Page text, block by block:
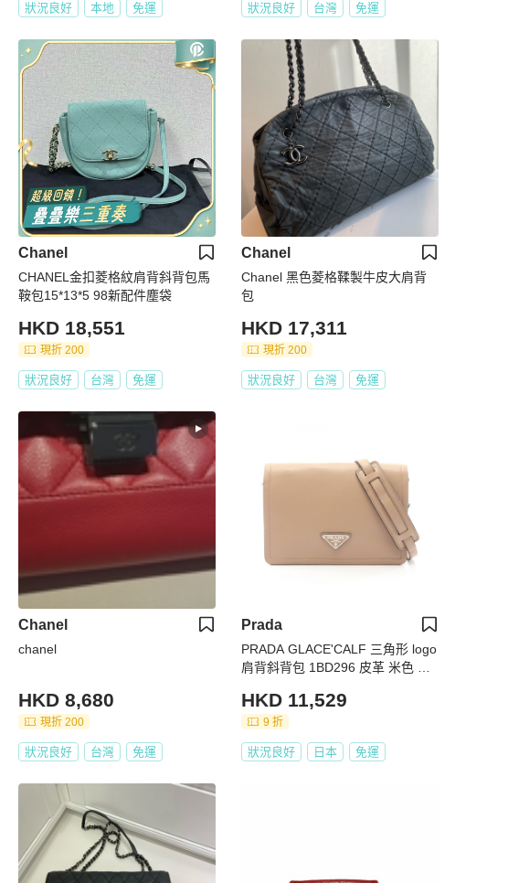
狀況良好 本地 免運 狀況良好 台灣 免運
Chanel
CHANEL金扣菱格紋肩背斜背包馬
鞍包15*13*5 98新配件塵袋
HKD 18,551
現折 200
狀況良好 台灣 免運
Chanel
Chanel 黑色菱格鞣製牛皮大肩背
包
HKD 17,311
現折 200
狀況良好 台灣 免運
Chanel
chanel
HKD 8,680
現折 200
狀況良好 台灣 免運
Prada
PRADA GLACE'CALF 三角形 logo
肩背斜背包 1BD296 皮革 米色 二
HKD 11,529
9 折
狀況良好 日本 免運